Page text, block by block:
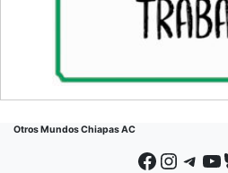
Otros Mundos Chiapas AC
Facebook Instagram Telegram YouTube